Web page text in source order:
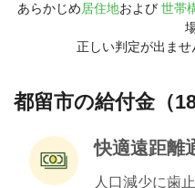
あらかじめ居住地および 世帯
正しい判定が出ませ
都留市の給付金（18
快適遠距離
人口減少に歯